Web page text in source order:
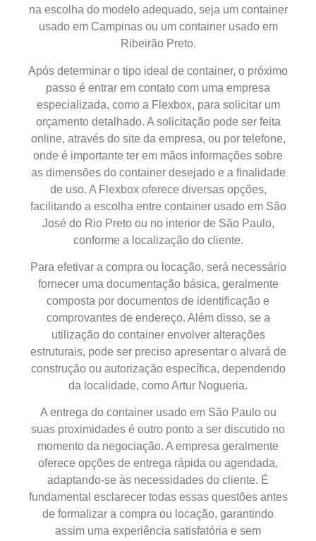
na escolha do modelo adequado, seja um container
usado em Campinas ou um container usado em
Ribeirão Preto.
Após determinar o tipo ideal de container, o próximo
passo é entrar em contato com uma empresa
especializada, como a Flexbox, para solicitar um
orçamento detalhado. A solicitação pode ser feita
online, através do site da empresa, ou por telefone,
onde é importante ter em mãos informações sobre
as dimensões do container desejado e a finalidade
de uso. A Flexbox oferece diversas opções,
facilitando a escolha entre container usado em São
José do Rio Preto ou no interior de São Paulo,
conforme a localização do cliente.
Para efetivar a compra ou locação, será necessário
fornecer uma documentação básica, geralmente
composta por documentos de identificação e
comprovantes de endereço. Além disso, se a
utilização do container envolver alterações
estruturais, pode ser preciso apresentar o alvará de
construção ou autorização específica, dependendo
da localidade, como Artur Nogueria.
A entrega do container usado em São Paulo ou
suas proximidades é outro ponto a ser discutido no
momento da negociação. A empresa geralmente
oferece opções de entrega rápida ou agendada,
adaptando-se às necessidades do cliente. É
fundamental esclarecer todas essas questões antes
de formalizar a compra ou locação, garantindo
assim uma experiência satisfatória e sem